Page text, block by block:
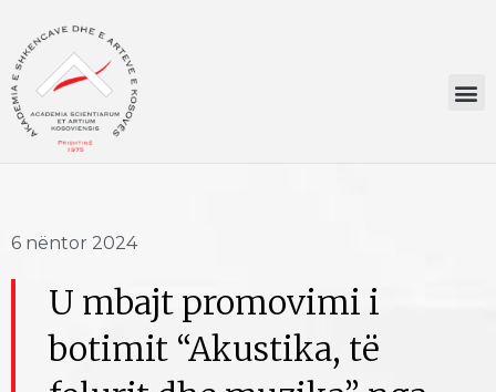
6 nëntor 2024
U mbajt promovimi i
botimit “Akustika, të